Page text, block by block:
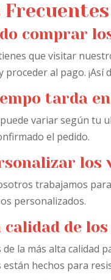
comprar
que visitar
al pago. ¡Así
tarda
variar según tu
el pedido.
los
trabajamos
personalizados.
calidad de
la más alta calidad
hechos para